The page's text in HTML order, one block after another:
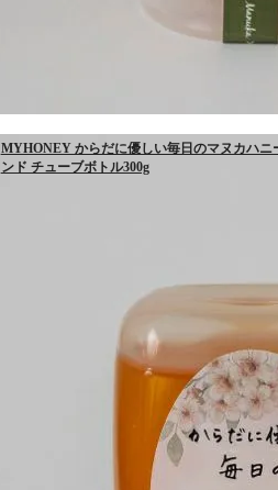
MYHONEY からだに優しい毎日のマヌカハニ
ンド チューブボトル300g